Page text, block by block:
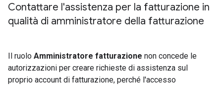
Contattare l'assistenza per la fatturazione in
qualità di amministratore della fatturazione
Il ruolo Amministratore fatturazione non concede le
autorizzazioni per creare richieste di assistenza sul
proprio account di fatturazione, perché l'accesso